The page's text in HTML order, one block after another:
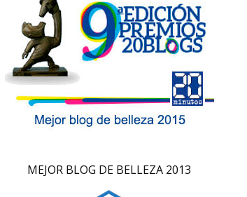
MEJOR BLOG DE BELLEZA 2013